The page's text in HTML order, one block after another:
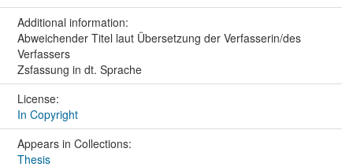
Additional information:
Abweichender Titel laut Übersetzung der Verfasserin/des
Verfassers
Zsfassung in dt. Sprache
License:
In Copyright
Appears in Collections:
Thesis